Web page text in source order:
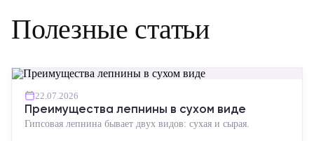
Полезные статьи
22.07.2026
Преимущества лепнины в сухом виде
Гипсовая лепнина бывает двух видов: сухая и сырая.